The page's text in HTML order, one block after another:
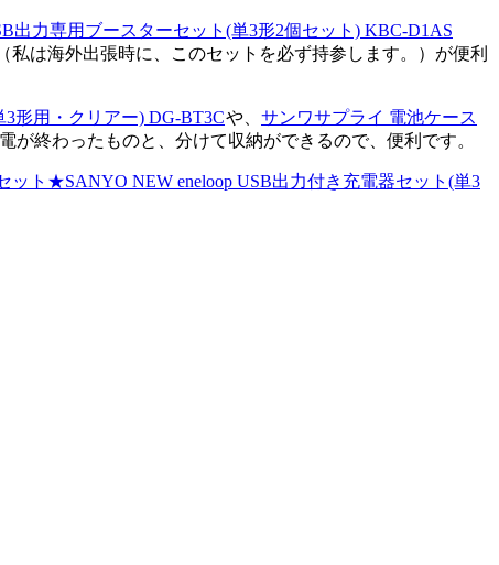
出力専用ブースターセット(単3形2個セット) KBC-D1AS
（私は海外出張時に、このセットを必ず持参します。）が便利
形用・クリアー) DG-BT3Cや、 サンワサプライ 電池ケース
終わったものと、分けて収納ができるので、便利です。
ット★SANYO NEW eneloop USB出力付き充電器セット(単3